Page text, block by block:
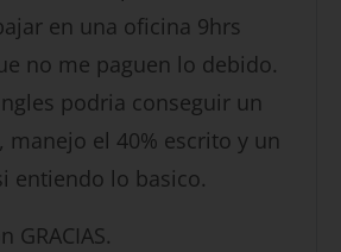
en una oficina 9hrs
no me paguen lo debido.
podria conseguir un
manejo el 40% escrito y un
entiendo lo basico.
GRACIAS.